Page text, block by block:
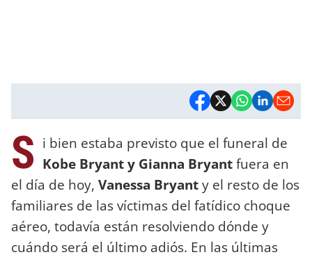
S i bien estaba previsto que el funeral de
Kobe Bryant y Gianna Bryantfuera en
el día de hoy, Vanessa Bryanty el resto de los
familiares de las víctimas del fatídico choque
aéreo, todavía están resolviendo dónde y
cuándo será el último adiós. En las últimas